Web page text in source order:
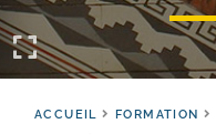
ACCUEIL FORMATION